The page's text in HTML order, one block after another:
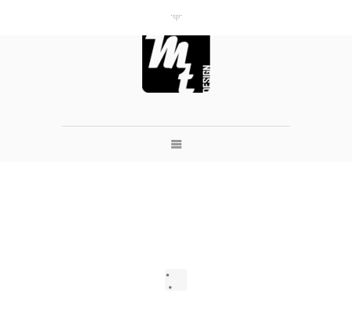
CRÉATION /
luminaire &
béton/bois/acie